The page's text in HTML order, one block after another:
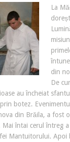
La
din
De
au încheiat
botez.
din Brăila, a fost
Mai întai cerul întreg
Mantuitorului. Apoi